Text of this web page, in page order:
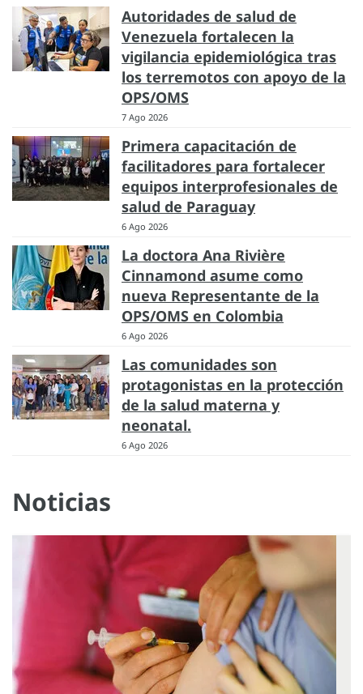
Autoridades de salud de
Venezuela fortalecen la
vigilancia epidemiológica tras
los terremotos con apoyo de la
OPS/OMS
7 Ago 2026
Primera capacitación de
facilitadores para fortalecer
equipos interprofesionales de
salud de Paraguay
6 Ago 2026
La doctora Ana Rivière
Cinnamond asume como
nueva Representante de la
OPS/OMS en Colombia
6 Ago 2026
Las comunidades son
protagonistas en la protección
de la salud materna y
neonatal.
6 Ago 2026
Noticias